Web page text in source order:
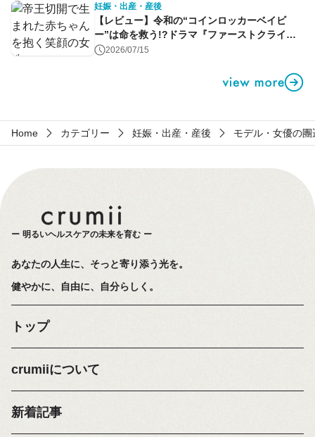
妊娠・出産・産後
【レビュー】令和の“コインロッカーベイビ
ー”は命を救う!?ドラマ『ファーストクライ』
第1話2026/07/15
Home カテゴリー 妊娠・出産・産後 モデル・女優の
明るいヘルスケアの未来を育む
あなたの人生に、そっと寄り添う光を。
健やかに、自由に、自分らしく。
トップ
crumiiについて
新着記事